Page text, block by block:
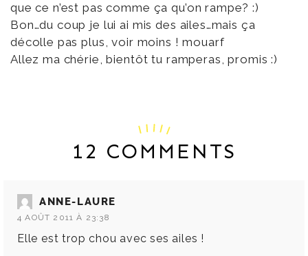
que ce n’est pas comme ça qu’on rampe? :)
Bon…du coup je lui ai mis des ailes…mais ça
décolle pas plus, voir moins ! mouarf
Allez ma chérie, bientôt tu ramperas, promis :)
12 COMMENTS
ANNE-LAURE
4 AOÛT 2011 À 23:38
Elle est trop chou avec ses ailes !